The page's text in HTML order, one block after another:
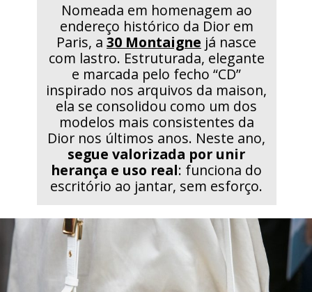
Nomeada em homenagem ao
endereço histórico da Dior em
Paris, a30 Montaigne já nasce
com lastro. Estruturada, elegante
e marcada pelo fecho “CD”
inspirado nos arquivos da maison,
ela se consolidou como um dos
modelos mais consistentes da
Dior nos últimos anos. Neste ano,
segue valorizada por unir
herança e uso real: funciona do
escritório ao jantar, sem esforço.